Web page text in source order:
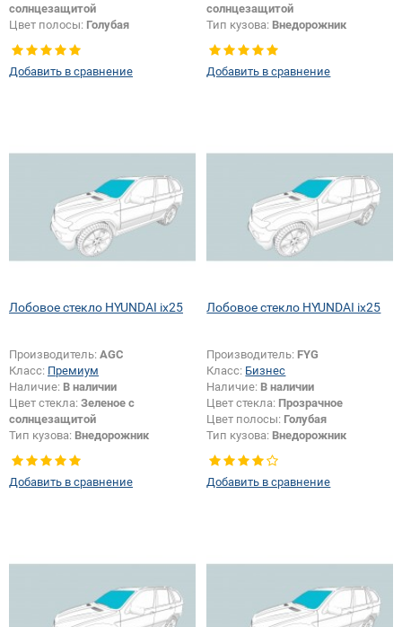
солнцезащитой
Цвет полосы: Голубая
Добавить в сравнение
солнцезащитой
Тип кузова: Внедорожник
Добавить в сравнение
Лобовое стекло HYUNDAI ix25
Производитель: AGC
Класс: Премиум
Наличие: В наличии
Цвет стекла: Зеленое с
солнцезащитой
Тип кузова: Внедорожник
Добавить в сравнение
Лобовое стекло HYUNDAI ix25
Производитель: FYG
Класс: Бизнес
Наличие: В наличии
Цвет стекла: Прозрачное
Цвет полосы: Голубая
Тип кузова: Внедорожник
Добавить в сравнение